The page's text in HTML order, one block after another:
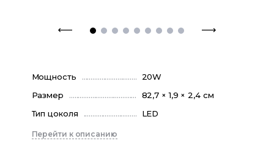
Мощность
20W
Размер
82,7 × 1,9 × 2,4 см
Тип цоколя
LED
Перейти к описанию